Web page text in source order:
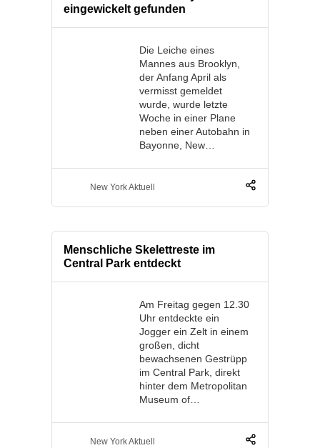
eingewickelt gefunden
Die Leiche eines
Mannes aus Brooklyn,
der Anfang April als
vermisst gemeldet
wurde, wurde letzte
Woche in einer Plane
neben einer Autobahn in
Bayonne, New…
New York Aktuell
Menschliche Skelettreste im
Central Park entdeckt
Am Freitag gegen 12.30
Uhr entdeckte ein
Jogger ein Zelt in einem
großen, dicht
bewachsenen Gestrüpp
im Central Park, direkt
hinter dem Metropolitan
Museum of…
New York Aktuell